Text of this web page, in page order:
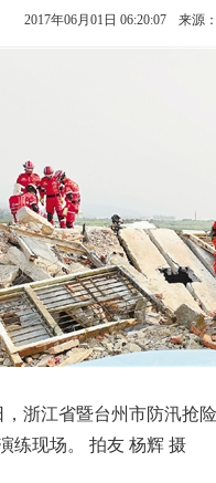
2017年06月01日 06:20:07 来源
江省暨台州市防汛抢险
练现场。 拍友 杨辉 摄